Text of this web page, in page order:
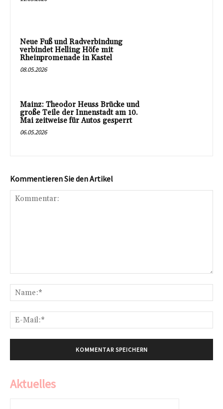
Neue Fuß und Radverbindung
verbindet Helling Höfe mit
Rheinpromenade in Kastel
08.05.2026
Mainz: Theodor Heuss Brücke und
große Teile der Innenstadt am 10.
Mai zeitweise für Autos gesperrt
06.05.2026
Kommentieren Sie den Artikel
Aktuelles